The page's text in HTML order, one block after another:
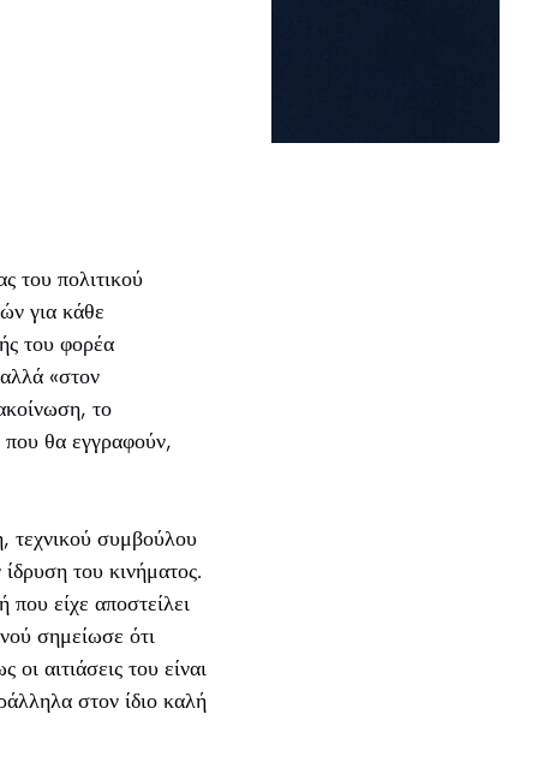
του πολιτικού
για κάθε
του φορέα
«στον
το
που θα εγγραφούν,
τεχνικού συμβούλου
του κινήματος.
είχε αποστείλει
σημείωσε ότι
αιτιάσεις του είναι
στον ίδιο καλή